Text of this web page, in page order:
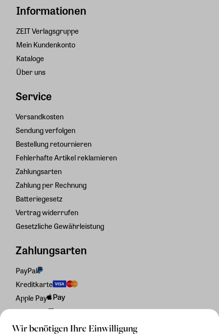
Wir benötigen Ihre Einwilligung
Informationen
ZEIT Verlagsgruppe
Mein Kundenkonto
Kataloge
Über uns
Service
Versandkosten
Sendung verfolgen
Bestellung retournieren
Fehlerhafte Artikel reklamieren
Zahlungsarten
Zahlung per Rechnung
Batteriegesetz
Vertrag widerrufen
Gesetzliche Gewährleistung
Zahlungsarten
PayPal
Kreditkarte
Apple Pay
Rechnung